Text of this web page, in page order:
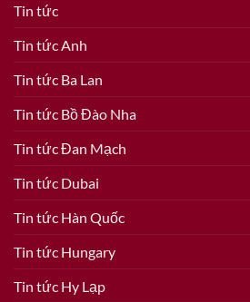
Tin tức
Tin tức Anh
Tin tức Ba Lan
Tin tức Bồ Đào Nha
Tin tức Đan Mạch
Tin tức Dubai
Tin tức Hàn Quốc
Tin tức Hungary
Tin tức Hy Lạp